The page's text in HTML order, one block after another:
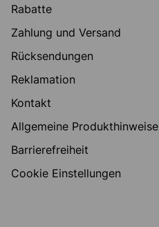
Rabatte
Zahlung und Versand
Rücksendungen
Reklamation
Kontakt
Allgemeine Produkthinweise
Barrierefreiheit
Cookie Einstellungen